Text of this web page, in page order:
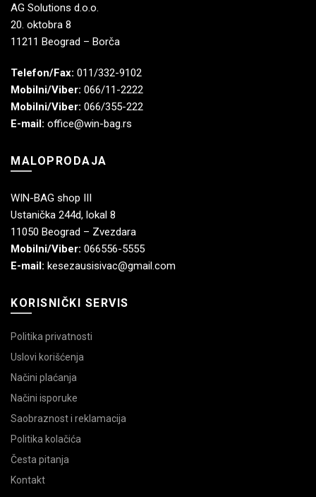
AG Solutions d.o.o.
20. oktobra 8
11211 Beograd – Borča
Telefon/Fax: 011/332-9102
Mobilni/Viber: 066/11-2222
Mobilni/Viber: 066/355-222
E-mail: office@win-bag.rs
MALOPRODAJA
WIN-BAG shop III
Ustanička 244d, lokal 8
11050 Beograd – Zvezdara
Mobilni/Viber: 066556-5555
E-mail: kesezausisivac@gmail.com
KORISNIČKI SERVIS
Politika privatnosti
Uslovi korišćenja
Načini plaćanja
Načini isporuke
Saobraznost i reklamacija
Politika kolačića
Česta pitanja
Kontakt